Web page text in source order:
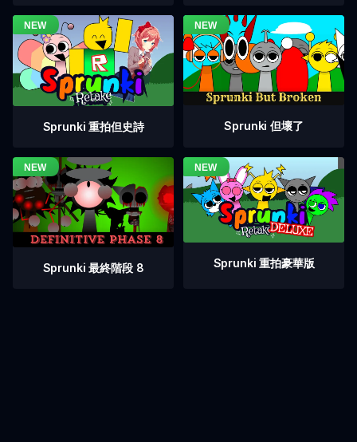
Sprunki 重拍但史詩 Sprunki 但壞了
Sprunki 最終階段 8 Sprunki 重拍豪華版